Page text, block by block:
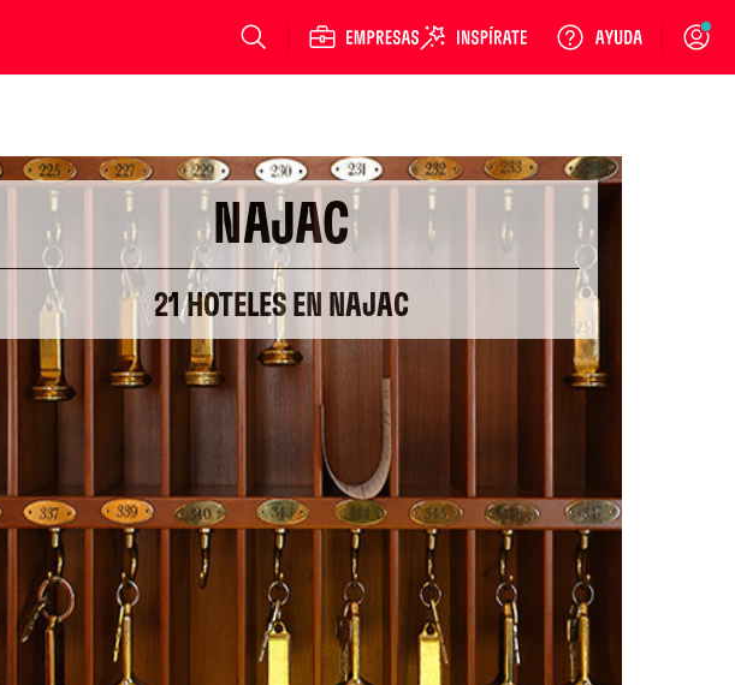
Login
NAJAC
21 HOTELES EN NAJAC